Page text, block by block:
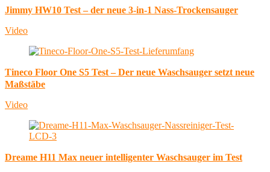
Jimmy HW10 Test – der neue 3-in-1 Nass-Trockensauger
Video
Tineco Floor One S5 Test – Der neue Waschsauger setzt neue
Maßstäbe
Video
Dreame H11 Max neuer intelligenter Waschsauger im Test